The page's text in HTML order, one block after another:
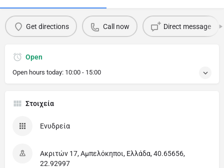
Get directions Call now Direct message
Open
Open hours today: 10:00 - 15:00
Στοιχεία
Ενυδρεία
Ακριτών 17, Αμπελόκηποι, Ελλάδα, 40.65656,
22.92997